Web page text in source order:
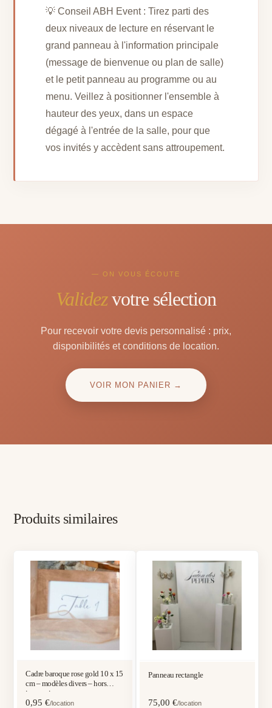
💡 Conseil ABH Event : Tirez parti des
deux niveaux de lecture en réservant le
grand panneau à l'information principale
(message de bienvenue ou plan de salle)
et le petit panneau au programme ou au
menu. Veillez à positionner l'ensemble à
hauteur des yeux, dans un espace
dégagé à l'entrée de la salle, pour que
vos invités y accèdent sans attroupement.
— ON VOUS ÉCOUTE
Validezvotre sélection
Pour recevoir votre devis personnalisé : prix,
disponibilités et conditions de location.
VOIR MON PANIER →
Produits similaires
Cadre baroque rose gold 10 x 15
cm – modèles divers – hors
impression
0,95€/location
Panneau rectangle
75,00 €/location